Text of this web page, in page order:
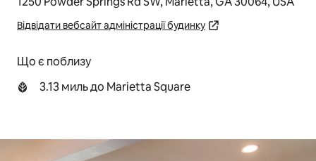
Відвідати вебсайт адміністрації будинку
Що є поблизу
3.13 миль до Marietta Square